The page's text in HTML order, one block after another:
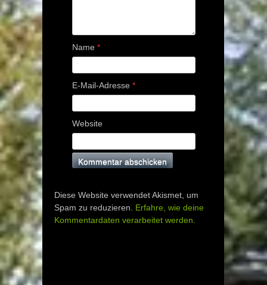
Name *
E-Mail-Adresse *
Website
Diese Website verwendet Akismet, um
Spam zu reduzieren. Erfahre, wie deine
Kommentardaten verarbeitet werden.